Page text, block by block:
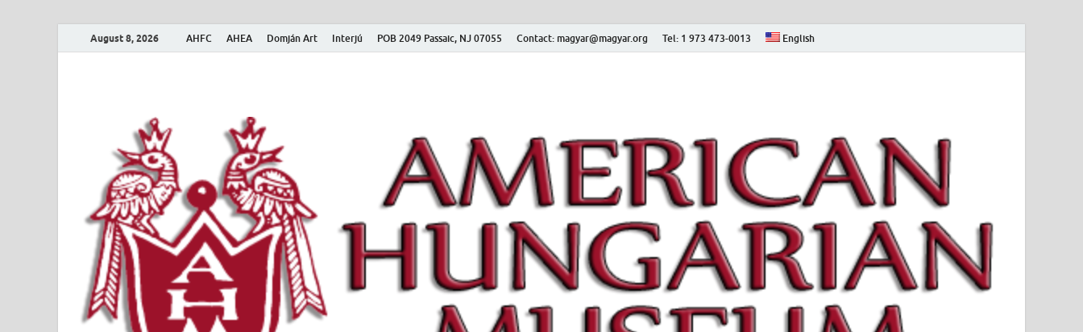
August 8, 2026 AHFC AHEA Domján Art Interjú POB 2049 Passaic, NJ 07055 Contact: magyar@magyar.org Tel: 1 973 473-0013 English
Amerikai Magyar Múzeum